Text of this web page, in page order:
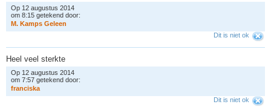
Op 12 augustus 2014
om 8:15 getekend door:
M. Kamps Geleen
Dit is niet ok
Heel veel sterkte
Op 12 augustus 2014
om 7:57 getekend door:
franciska
Dit is niet ok